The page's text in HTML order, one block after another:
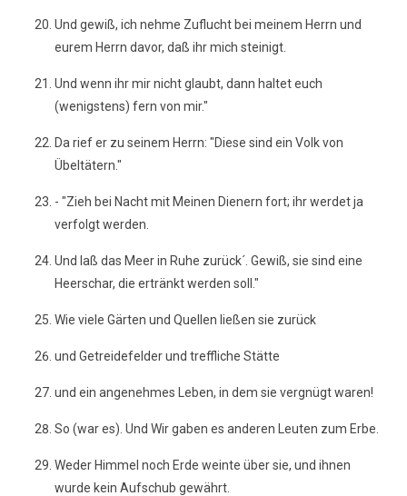
Und gewiß, ich nehme Zuflucht bei meinem Herrn und
eurem Herrn davor, daß ihr mich steinigt.
Und wenn ihr mir nicht glaubt, dann haltet euch
(wenigstens) fern von mir."
Da rief er zu seinem Herrn: "Diese sind ein Volk von
Übeltätern."
- "Zieh bei Nacht mit Meinen Dienern fort; ihr werdet ja
verfolgt werden.
Und laß das Meer in Ruhe zurück´. Gewiß, sie sind eine
Heerschar, die ertränkt werden soll."
Wie viele Gärten und Quellen ließen sie zurück
und Getreidefelder und treffliche Stätte
und ein angenehmes Leben, in dem sie vergnügt waren!
So (war es). Und Wir gaben es anderen Leuten zum Erbe.
Weder Himmel noch Erde weinte über sie, und ihnen
wurde kein Aufschub gewährt.